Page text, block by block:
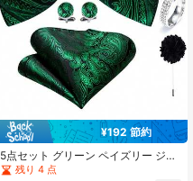
¥192 節約
5点セット グリーン ペイズリー ジャ
カード メンズアクセサリーセット、
残り 4 点